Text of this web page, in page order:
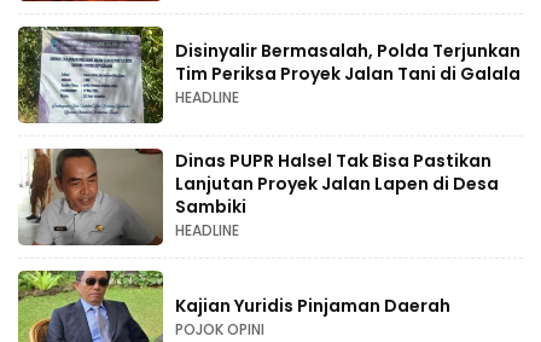
Disinyalir Bermasalah, Polda Terjunkan
Tim Periksa Proyek Jalan Tani di Galala
HEADLINE
Dinas PUPR Halsel Tak Bisa Pastikan
Lanjutan Proyek Jalan Lapen di Desa
Sambiki
HEADLINE
Kajian Yuridis Pinjaman Daerah
POJOK OPINI